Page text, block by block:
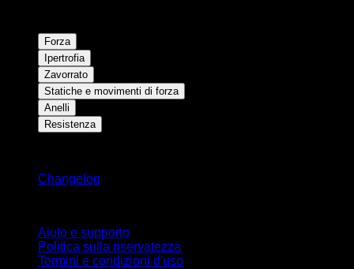
Forza
Ipertrofia
Zavorrato
Statiche e movimenti di forza
Anelli
Resistenza
Changelog
Aiuto e supporto
Politica sulla riservatezza
Termini e condizioni d'uso